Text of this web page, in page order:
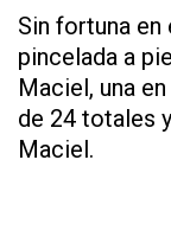
Sin fortuna en
pincelada a
Maciel, una
de 24 totales
Maciel.